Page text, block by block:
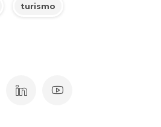
turismo